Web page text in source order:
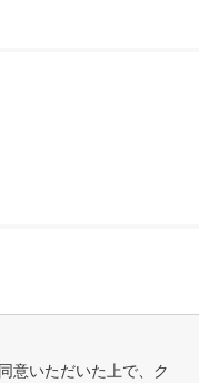
意いただいた上で、ク